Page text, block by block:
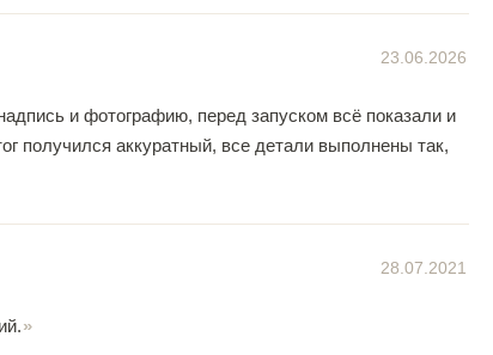
23.06.2026
и фотографию, перед запуском всё показали и
получился аккуратный, все детали выполнены так,
28.07.2021